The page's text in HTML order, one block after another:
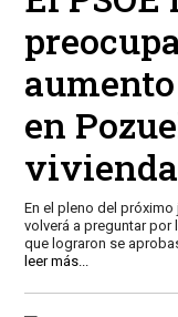
en
En el pleno del próximo
volverá a preguntar por
que lograron se
leer más...